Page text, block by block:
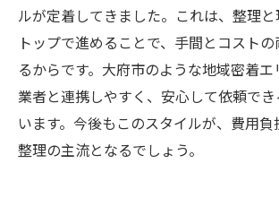
ルが定着してきました。これは、整理
トップで進めることで、手間とコスト
るからです。大府市のような地域密着
業者と連携しやすく、安心して依頼で
います。今後もこのスタイルが、費用
整理の主流となるでしょう。